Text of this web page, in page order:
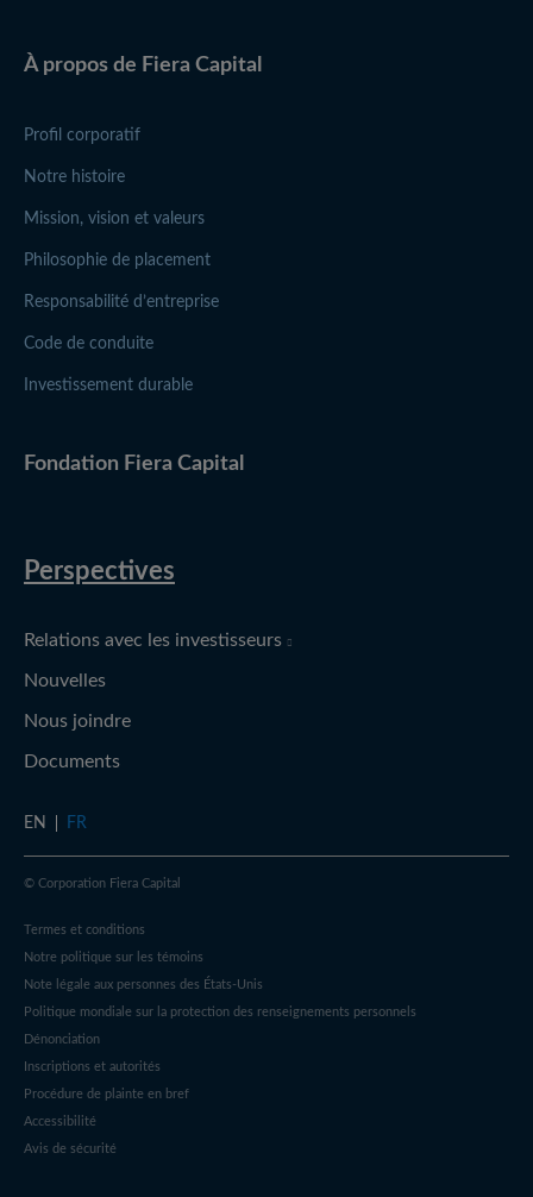
À propos de Fiera Capital
Profil corporatif
Notre histoire
Mission, vision et valeurs
Philosophie de placement
Responsabilité d’entreprise
Code de conduite
Investissement durable
Fondation Fiera Capital
Perspectives
Relations avec les investisseurs(opens in new window)
Nouvelles
Nous joindre
Documents
EN FR
© Corporation Fiera Capital
Termes et conditions
Notre politique sur les témoins
Note légale aux personnes des États-Unis
Politique mondiale sur la protection des renseignements personnels
Dénonciation
Inscriptions et autorités
Procédure de plainte en bref
Accessibilité
Avis de sécurité